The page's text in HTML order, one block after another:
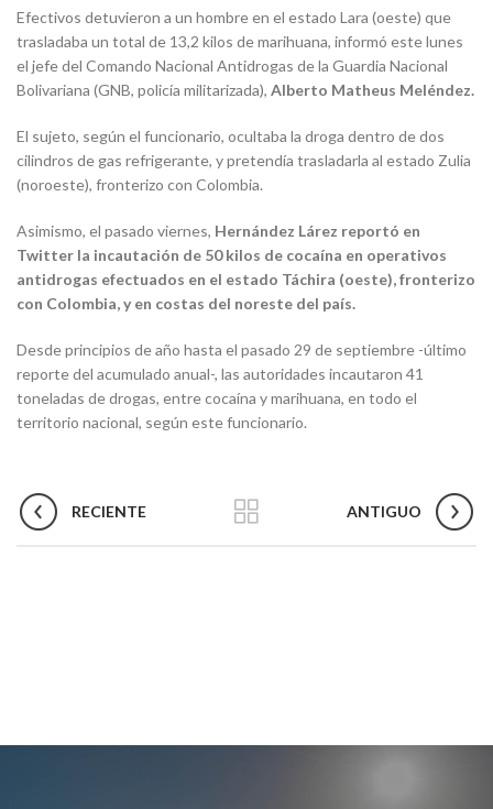
Efectivos detuvieron a un hombre en el estado Lara (oeste) que
trasladaba un total de 13,2 kilos de marihuana, informó este lunes
el jefe del Comando Nacional Antidrogas de la Guardia Nacional
Bolivariana (GNB, policía militarizada), Alberto Matheus Meléndez.
El sujeto, según el funcionario, ocultaba la droga dentro de dos
cilindros de gas refrigerante, y pretendía trasladarla al estado Zulia
(noroeste), fronterizo con Colombia.
Asimismo, el pasado viernes, Hernández Lárez reportó en
Twitter la incautación de 50 kilos de cocaína en operativos
antidrogas efectuados en el estado Táchira (oeste), fronterizo
con Colombia, y en costas del noreste del país.
Desde principios de año hasta el pasado 29 de septiembre -último
reporte del acumulado anual-, las autoridades incautaron 41
toneladas de drogas, entre cocaína y marihuana, en todo el
territorio nacional, según este funcionario.
RECIENTE ANTIGUO